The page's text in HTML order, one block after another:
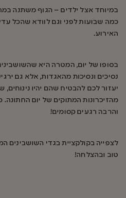
במיוחד אצל ילדים – הגוף משתנה
כמה שבועות לפני וגם לוודא שהכל
האירוע.
בסופו של יום, המטרה היא
נסיכים ונסיכות מהאגדות, אלא גם
יעזור לכם להבטיח שהם יהיו
מהזיכרונות המתוקים של יום
והרבה רגעים קסומים!
לצפייה בקולקציית בגדי השושבינים
טוב ובהצלחה!